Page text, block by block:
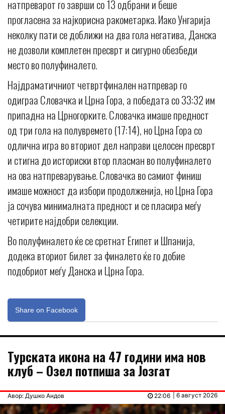
натпреварот го заврши со 13 одбрани и беше
прогласена за најкорисна ракометарка. Иако Унгарија
неколку пати се доближи на два гола негатива, Данска
не дозволи комплетен пресврт и сигурно обезбеди
место во полуфиналето.
Најдраматичниот четвртфинален натпревар го
одиграа Словачка и Црна Гора, а победата со 33:32 им
припадна на Црногорките. Словачка имаше предност
од три гола на полувремето (17:14), но Црна Гора со
одлична игра во вториот дел направи целосен пресврт
и стигна до историски втор пласман во полуфиналето
на ова натпреварување. Словачка во самиот финиш
имаше можност да избори продолженија, но Црна Гора
ја сочува минималната предност и се пласира меѓу
четирите најдобри селекции.
Во полуфиналето ќе се сретнат Египет и Шпанија,
додека вториот билет за финалето ќе го добие
подобриот меѓу Данска и Црна Гора.
Share on Facebook
Турската икона на 47 години има нов
клуб – Озел потпиша за Јозгат
Авор: Душко Андов | 6 август 2026
22:06